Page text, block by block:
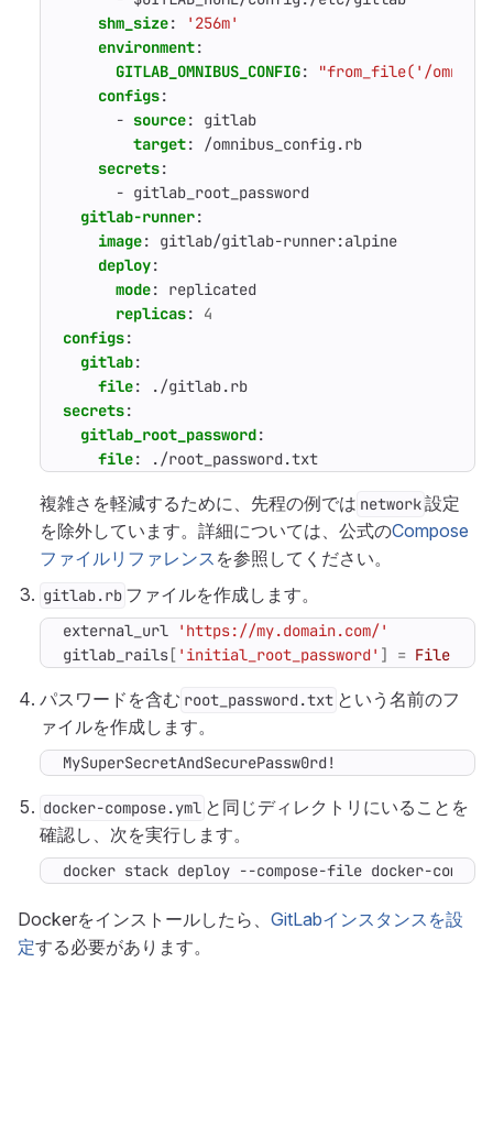
shm_size:
'256m'
environment:
GITLAB_OMNIBUS_CONFIG:
"from_file('/
configs:
- source:
gitlab
target:
/omnibus_config.rb
secrets:
- gitlab_root_password
gitlab-runner:
image:
gitlab/gitlab-runner:alpine
deploy:
mode:
replicated
replicas:
4
configs:
gitlab:
file:
./gitlab.rb
secrets:
gitlab_root_password:
file: ./root_password.txt
複雑さを軽減するために、先程の例では network設定
を除外しています。詳細については、公式のCompose
ファイルリファレンス を参照してください。
gitlab.rb ファイルを作成します。
external_url
'https://my.domain.com/'
gitlab_rails[ 'initial_root_password' ] = File
パスワードを含む root_password.txt という名前のフ
ァイルを作成します。
MySuperSecretAndSecurePassw0rd!
docker-compose.yml と同じディレクトリにいることを
確認し、次を実行します。
docker stack deploy --compose-file docker-
Dockerをインストールしたら、 GitLabインスタンスを設
定する必要があります。